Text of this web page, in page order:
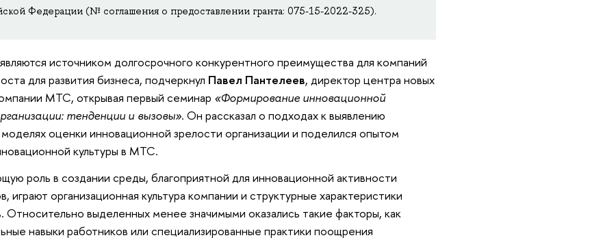
Федерации (№ соглашения о предоставлении гранта: 075-15-2022-325).
источником долгосрочного конкурентного преимущества для компаний
для развития бизнеса, подчеркнул Павел Пантелеев, директор центра новых
МТС, открывая первый семинар «Формирование инновационной
тенденции и вызовы». Он рассказал о подходах к выявлению
оценки инновационной зрелости организации и поделился опытом
культуры в МТС.
роль в создании среды, благоприятной для инновационной активности
играют организационная культура компании и структурные характеристики
Относительно выделенных менее значимыми оказались такие факторы, как
навыки работников или специализированные практики поощрения